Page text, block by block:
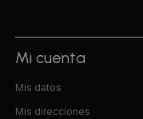
Mi cuenta
Mis datos
Mis direcciones